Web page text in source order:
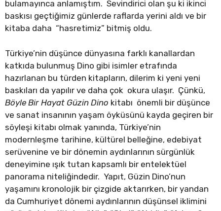
bulamayınca anlamıştım. Sevindirici olan şu ki ikinci
baskısı geçtiğimiz günlerde raflarda yerini aldı ve bir
kitaba daha “hasretimiz” bitmiş oldu.
Türkiye’nin düşünce dünyasına farklı kanallardan
katkıda bulunmuş Dino gibi isimler etrafında
hazırlanan bu türden kitapların, dilerim ki yeni yeni
baskıları da yapılır ve daha çok okura ulaşır. Çünkü,
Böyle Bir Hayat Güzin Dino kitabı önemli bir düşünce
ve sanat insanının yaşam öyküsünü kayda geçiren bir
söyleşi kitabı olmak yanında, Türkiye’nin
modernleşme tarihine, kültürel belleğine, edebiyat
serüvenine ve bir dönemin aydınlarının sürgünlük
deneyimine ışık tutan kapsamlı bir entelektüel
panorama niteliğindedir. Yapıt, Güzin Dino’nun
yaşamını kronolojik bir çizgide aktarırken, bir yandan
da Cumhuriyet dönemi aydınlarının düşünsel iklimini